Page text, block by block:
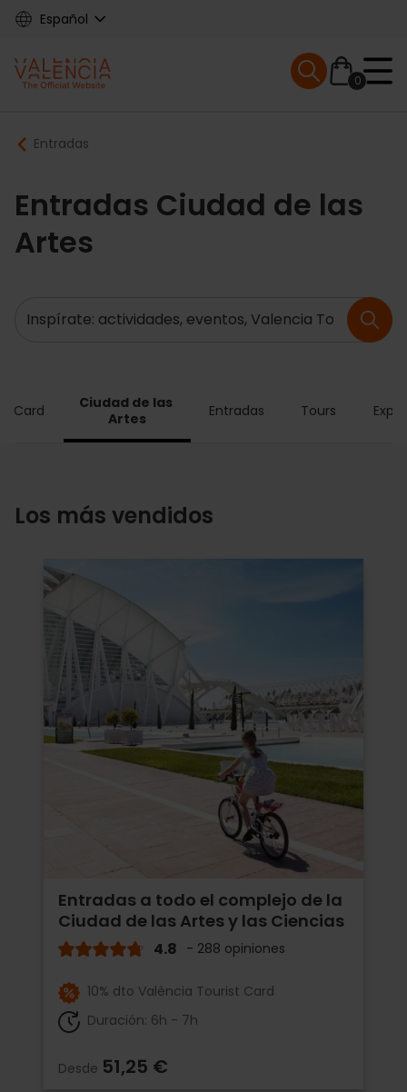
Skip
content
Español
Main
navigation
0
Mobile menu
Breadcrumb
Entradas
Entradas Ciudad de las
Artes
Buscar
Card
Ciudad de las
Artes
Entradas Tours
Los más vendidos
Entradas a todo el complejo de la
Ciudad de las Artes y las Ciencias
4.8 - 288 opiniones
10% dto València Tourist Card
Duración: 6h - 7h
Desde 51,25 €